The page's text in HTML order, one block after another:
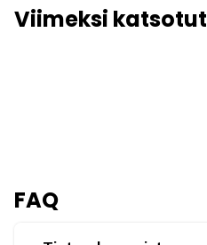
Viimeksi katsotut
FAQ